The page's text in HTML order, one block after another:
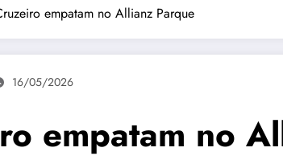
empatam no Allianz Parque
16/05/2026
empatam no